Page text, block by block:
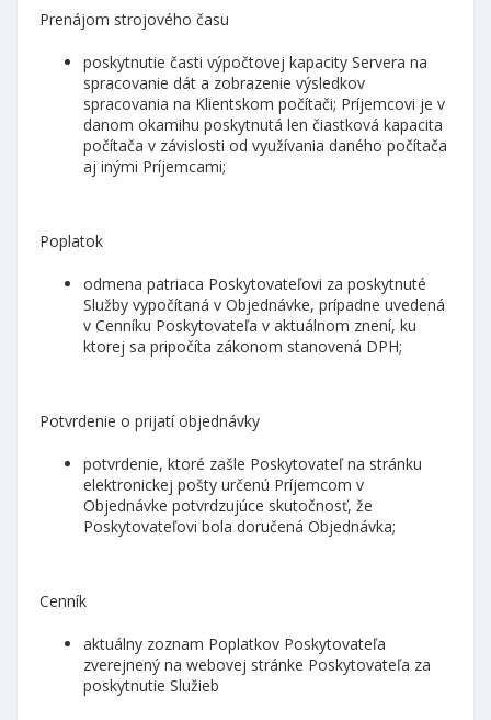
Prenájom strojového času
poskytnutie časti výpočtovej kapacity Servera na
spracovanie dát a zobrazenie výsledkov
spracovania na Klientskom počítači; Príjemcovi je v
danom okamihu poskytnutá len čiastková kapacita
počítača v závislosti od využívania daného počítača
aj inými Príjemcami;
Poplatok
odmena patriaca Poskytovateľovi za poskytnuté
Služby vypočítaná v Objednávke, prípadne uvedená
v Cenníku Poskytovateľa v aktuálnom znení, ku
ktorej sa pripočíta zákonom stanovená DPH;
Potvrdenie o prijatí objednávky
potvrdenie, ktoré zašle Poskytovateľ na stránku
elektronickej pošty určenú Príjemcom v
Objednávke potvrdzujúce skutočnosť, že
Poskytovateľovi bola doručená Objednávka;
Cenník
aktuálny zoznam Poplatkov Poskytovateľa
zverejnený na webovej stránke Poskytovateľa za
poskytnutie Služieb